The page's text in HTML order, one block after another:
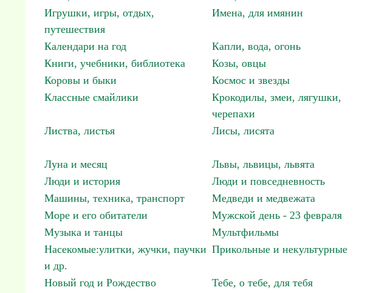
Игрушки, игры, отдых,
путешествия
Имена, для имянин
Календари на год Капли, вода, огонь
Книги, учебники, библиотека
Козы, овцы
Коровы и быки
Космос и звезды
Классные смайлики
Крокодилы, змеи, лягушки,
черепахи
Листва, листья Лисы, лисята
Луна и месяц
Львы, львицы, львята
Люди и история
Люди и повседневность
Машины, техника, транспорт
Медведи и медвежата
Море и его обитатели
Мужской день - 23 февраля
Музыка и танцы
Мультфильмы
Насекомые:улитки, жучки, паучки
и др.
Прикольные и некультурные
Новый год и Рождество Тебе, о тебе, для тебя